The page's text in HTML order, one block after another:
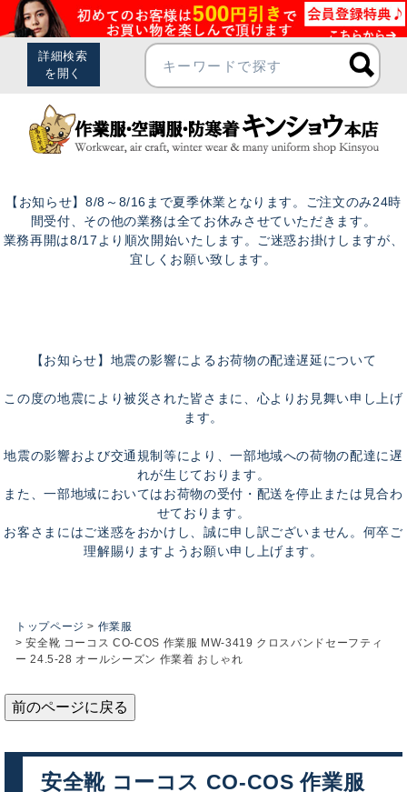
【お知らせ】8/8～8/16まで夏季休業となります。ご注文のみ24時
間受付、その他の業務は全てお休みさせていただきます。
業務再開は8/17より順次開始いたします。ご迷惑お掛けしますが、
宜しくお願い致します。
【お知らせ】地震の影響によるお荷物の配達遅延について
この度の地震により被災された皆さまに、心よりお見舞い申し上げ
ます。
地震の影響および交通規制等により、一部地域への荷物の配達に遅
れが生じております。
また、一部地域においてはお荷物の受付・配送を停止または見合わ
せております。
お客さまにはご迷惑をおかけし、誠に申し訳ございません。何卒ご
理解賜りますようお願い申し上げます。
トップページ
作業服
安全靴 コーコス CO-COS 作業服 MW-3419 クロスバンドセーフティ
ー 24.5-28 オールシーズン 作業着 おしゃれ
前のページに戻る
安全靴 コーコス CO-COS 作業服